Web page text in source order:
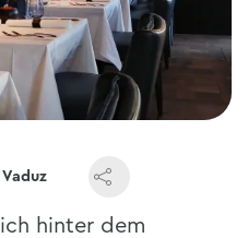
hinter dem